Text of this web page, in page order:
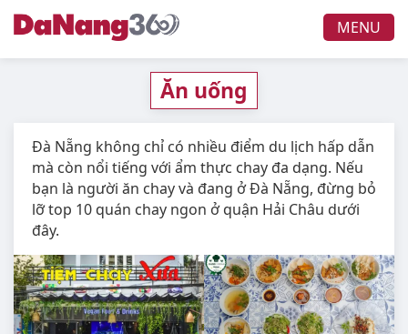
MENU
Ăn uống
Đà Nẵng không chỉ có nhiều điểm du lịch hấp dẫn
mà còn nổi tiếng với ẩm thực chay đa dạng. Nếu
bạn là người ăn chay và đang ở Đà Nẵng, đừng bỏ
lỡ top 10 quán chay ngon ở quận Hải Châu dưới
đây.